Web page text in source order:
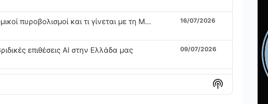
Ανέμελοι τουρίστες, πισώπλατοι αστυνομικοί πυροβολισμοί και τι γίνεται με τη Marfin
16/07/2026
επιθέσεις ΑΙ στην Ελλάδα μας
09/07/2026
02/07/2026Show
Podcast